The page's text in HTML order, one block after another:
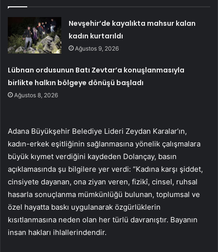
Nevşehir’de kayalıkta mahsur kalan
kadın kurtarıldı
Ağustos 9, 2026
Lübnan ordusunun Batı Zevtar’a konuşlanmasıyla
birlikte halkın bölgeye dönüşü başladı
Ağustos 8, 2026
Adana Büyükşehir Belediye Lideri Zeydan Karalar’ın,
kadın-erkek eşitliğinin sağlanmasına yönelik çalışmalara
büyük kıymet verdiğini kaydeden Dolançay, basın
açıklamasında şu bilgilere yer verdi: “Kadına karşı şiddet,
cinsiyete dayanan, ona ziyan veren, fizikî, cinsel, ruhsal
hasarla sonuçlanma mümkünlüğü bulunan, toplumsal ve
özel hayatta baskı uygulanarak özgürlüklerin
kısıtlanmasına neden olan her türlü davranıştır. Bayanın
insan hakları ihlallerindendir.